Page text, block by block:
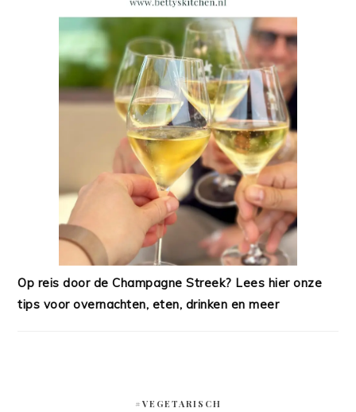
Op reis door de Champagne Streek? Lees hier onze
tips voor overnachten, eten, drinken en meer
#VEGETARISCH